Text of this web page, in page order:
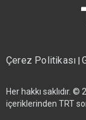
Çerez Politikası|
Her hakkı saklıdır.
içeriklerinden TRT